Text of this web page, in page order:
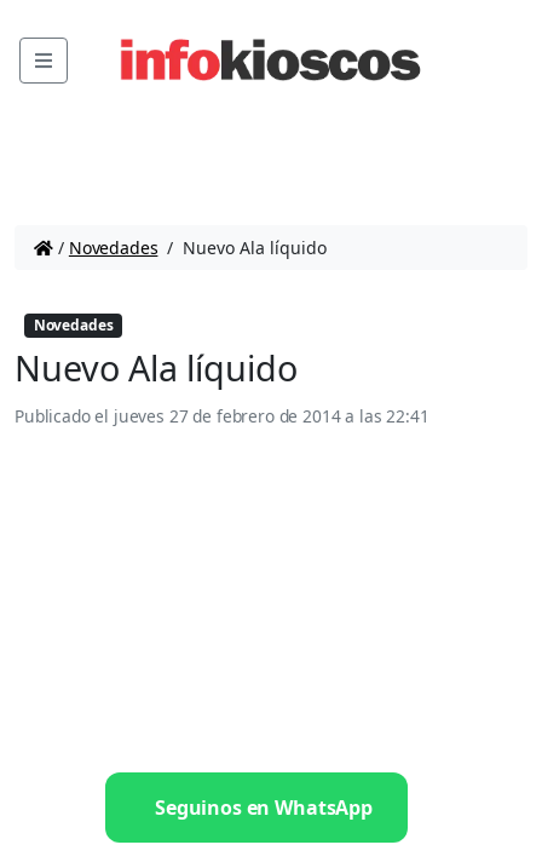
Menu
/ Novedades / Nuevo Ala líquido
Novedades
Nuevo Ala líquido
Publicado el jueves 27 de febrero de 2014 a las 22:41
Seguinos en WhatsApp